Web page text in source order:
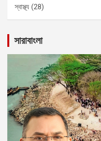
স্বাস্থ্য (28)
সারাবাংলা